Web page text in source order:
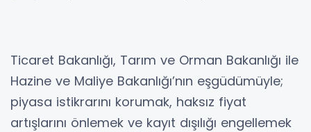
Ticaret Bakanlığı, Tarım ve Orman Bakanlığı ile
Hazine ve Maliye Bakanlığı’nın eşgüdümüyle;
piyasa istikrarını korumak, haksız fiyat
artışlarını önlemek ve kayıt dışılığı engellemek